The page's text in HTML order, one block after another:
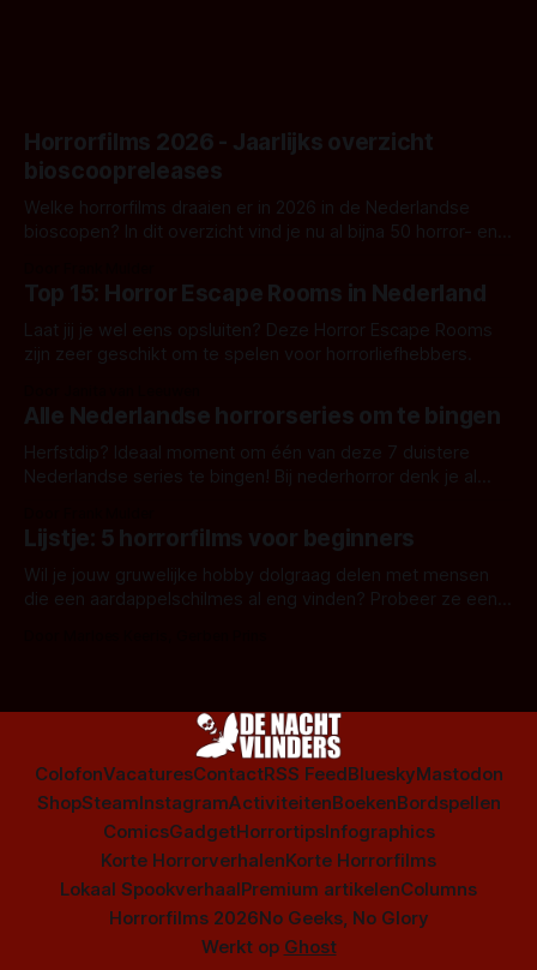
Horrorfilms 2026 - Jaarlijks overzicht
bioscoopreleases
Welke horrorfilms draaien er in 2026 in de Nederlandse
bioscopen? In dit overzicht vind je nu al bijna 50 horror- en
Top 15: Horror Escape Rooms in Nederland
Laat jij je wel eens opsluiten? Deze Horror Escape Rooms
zijn zeer geschikt om te spelen voor horrorliefhebbers.
Alle Nederlandse horrorseries om te bingen
Herfstdip? Ideaal moment om één van deze 7 duistere
Nederlandse series te bingen! Bij nederhorror denk je al
Amsterdamned of The Johnsons. Maar Nederlandse horror
is niet beperkt tot films. Hier een aantal Nederlandse tv-
series uit het duistere of horrorgenre. Als
Lijstje: 5 horrorfilms voor beginners
Wil je jouw gruwelijke hobby dolgraag delen met mensen
die een aardappelschilmes al eng vinden? Probeer ze eens
ColofonVacaturesContactRSS FeedBlueskyMastodon
ShopSteamInstagramActiviteitenBoekenBordspellen
ComicsGadgetHorrortipsInfographics
Korte HorrorverhalenKorte Horrorfilms
Lokaal SpookverhaalPremium artikelenColumns
Horrorfilms 2026No Geeks, No Glory
Werkt op Ghost